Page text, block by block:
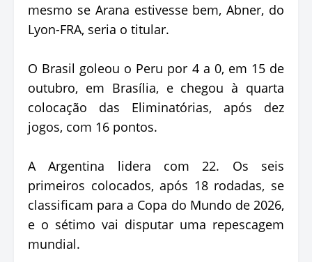
mesmo se Arana estivesse bem, Abner, do
Lyon-FRA, seria o titular.
O Brasil goleou o Peru por 4 a 0, em 15 de
outubro, em Brasília, e chegou à quarta
colocação das Eliminatórias, após dez
jogos, com 16 pontos.
A Argentina lidera com 22. Os seis
primeiros colocados, após 18 rodadas, se
classificam para a Copa do Mundo de 2026,
e o sétimo vai disputar uma repescagem
mundial.